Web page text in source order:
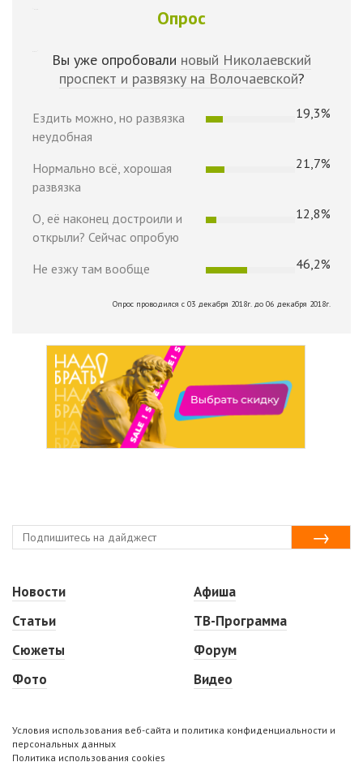
Опрос
Вы уже опробовали новый Николаевский
проспект и развязку на Волочаевской?
Ездить можно, но развязка
неудобная
19,3%
Нормально всё, хорошая
развязка
21,7%
О, её наконец достроили и
открыли? Сейчас опробую
12,8%
Не езжу там вообще 46,2%
Опрос проводился с 03 декабря 2018г. до 06 декабря 2018г.
Новости
Статьи
Сюжеты
Фото
Афиша
ТВ-Программа
Форум
Видео
Условия использования веб-сайта и политика конфиденциальности и
персональных данных
Политика использования cookies